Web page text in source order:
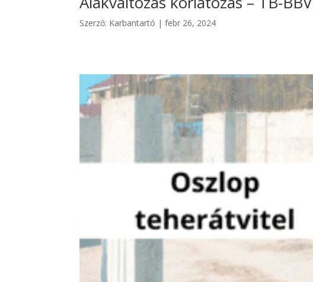
Szerző: Karbantartó |febr 26, 2024